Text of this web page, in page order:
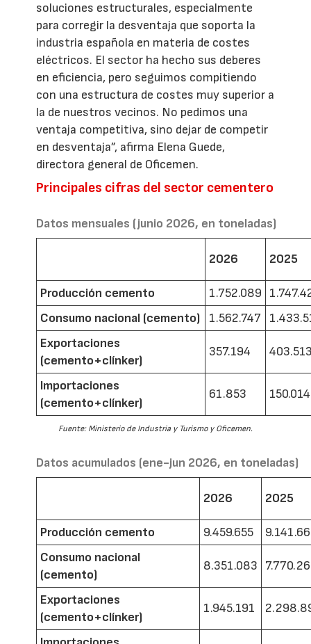
soluciones estructurales, especialmente
para corregir la desventaja que soporta la
industria española en materia de costes
eléctricos. El sector ha hecho sus deberes
en eficiencia, pero seguimos compitiendo
con una estructura de costes muy superior a
la de nuestros vecinos. No pedimos una
ventaja competitiva, sino dejar de competir
en desventaja”, afirma Elena Guede,
directora general de Oficemen.
Principales cifras del sector cementero
Datos mensuales (junio 2026, en toneladas)
2026 2025
Producción cemento 1.752.089
Consumo nacional (cemento)
1.562.747
Exportaciones
(cemento+clínker)
357.194
Importaciones
(cemento+clínker)
61.853 150.014
Fuente: Ministerio de Industria y Turismo y Oficemen.
Datos acumulados (ene-jun 2026, en toneladas)
2026 2025
Producción cemento 9.459.655
Consumo nacional
(cemento)
8.351.083
Exportaciones
(cemento+clínker)
1.945.191